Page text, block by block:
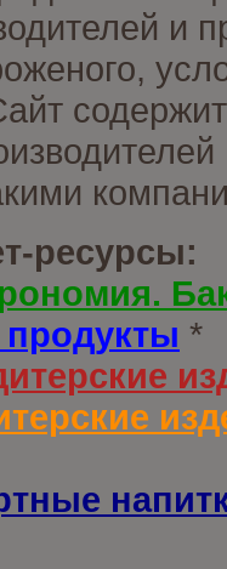
и
ресурсы:
*